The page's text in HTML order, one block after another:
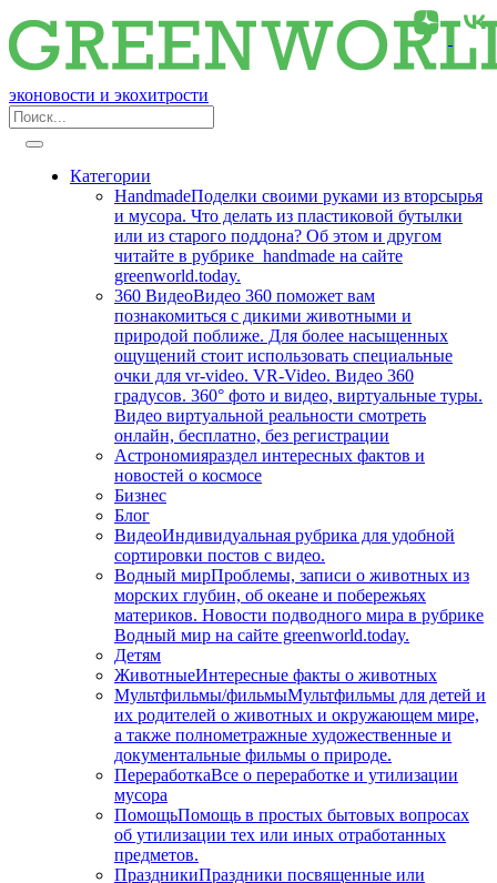
эконовости и экохитрости
Категории
HandmadeПоделки своими руками из вторсырья
и мусора. Что делать из пластиковой бутылки
или из старого поддона? Об этом и другом
читайте в рубрике handmade на сайте
greenworld.today.
360 ВидеоВидео 360 поможет вам
познакомиться с дикими животными и
природой поближе. Для более насыщенных
ощущений стоит использовать специальные
очки для vr-video. VR-Video. Видео 360
градусов. 360° фото и видео, виртуальные туры.
Видео виртуальной реальности смотреть
онлайн, бесплатно, без регистрации
Астрономияраздел интересных фактов и
новостей о космосе
Бизнес
Блог
ВидеоИндивидуальная рубрика для удобной
сортировки постов с видео.
Водный мирПроблемы, записи о животных из
морских глубин, об океане и побережьях
материков. Новости подводного мира в рубрике
Водный мир на сайте greenworld.today.
Детям
ЖивотныеИнтересные факты о животных
Мультфильмы/фильмыМультфильмы для детей и
их родителей о животных и окружающем мире,
а также полнометражные художественные и
документальные фильмы о природе.
ПереработкаВсе о переработке и утилизации
мусора
ПомощьПомощь в простых бытовых вопросах
об утилизации тех или иных отработанных
предметов.
ПраздникиПраздники посвященные или